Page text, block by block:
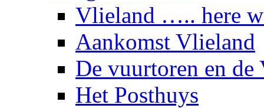
Vlieland ….. here
Aankomst Vlieland
De vuurtoren en de
Het Posthuys